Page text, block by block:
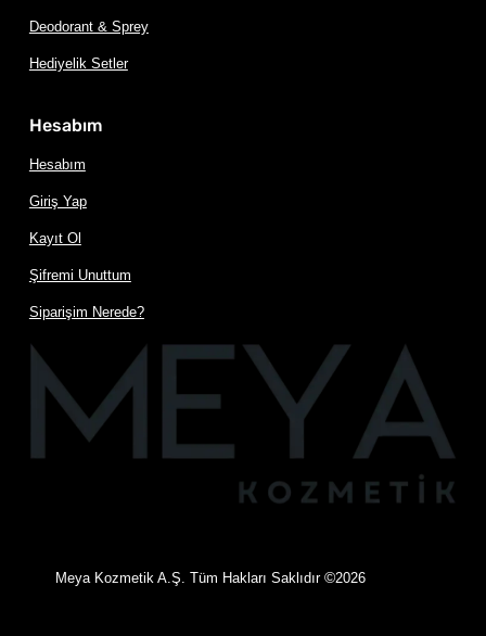
Deodorant & Sprey
Hediyelik Setler
Hesabım
Hesabım
Giriş Yap
Kayıt Ol
Şifremi Unuttum
Siparişim Nerede?
Meya Kozmetik A.Ş. Tüm Hakları Saklıdır ©2026